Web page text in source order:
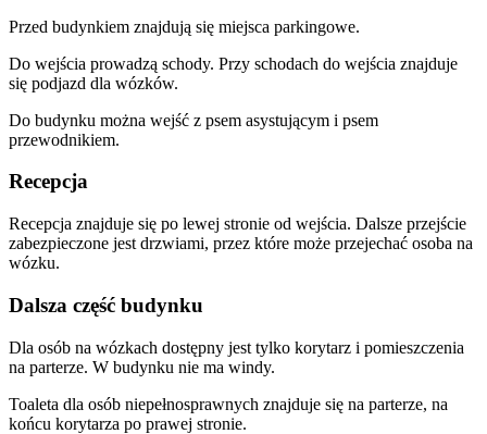
Przed budynkiem znajdują się miejsca parkingowe.
Do wejścia prowadzą schody. Przy schodach do wejścia znajduje
się podjazd dla wózków.
Do budynku można wejść z psem asystującym i psem
przewodnikiem.
Recepcja
Recepcja znajduje się po lewej stronie od wejścia. Dalsze przejście
zabezpieczone jest drzwiami, przez które może przejechać osoba na
wózku.
Dalsza część budynku
Dla osób na wózkach dostępny jest tylko korytarz i pomieszczenia
na parterze. W budynku nie ma windy.
Toaleta dla osób niepełnosprawnych znajduje się na parterze, na
końcu korytarza po prawej stronie.